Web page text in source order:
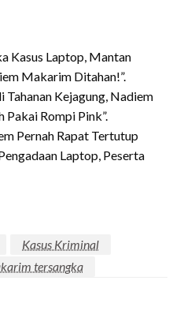
Kasus Laptop, Mantan
Makarim Ditahan!”.
Tahanan Kejagung, Nadiem
Pakai Rompi Pink”.
Pernah Rapat Tertutup
Laptop, Peserta
Kasus Kriminal
tersangka